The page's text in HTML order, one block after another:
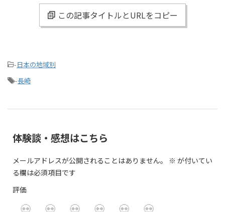
この記事タイトルとURLをコピー
-日本の地域別
-長崎
体験談・感想はこちら
メールアドレスが公開されることはありません。 ※ が付いてい
る欄は必須項目です
評価